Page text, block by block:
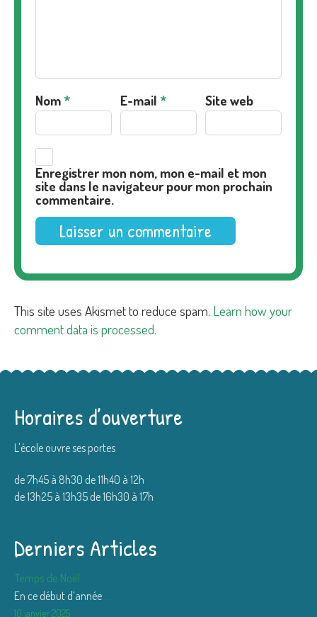
Nom * E-mail * Site web
Enregistrer mon nom, mon e-mail et mon
site dans le navigateur pour mon prochain
commentaire.
This site uses Akismet to reduce spam. Learn how your
comment data is processed.
Horaires d’ouverture
L'école ouvre ses portes
de 7h45 à 8h30 de 11h40 à 12h
de 13h25 à 13h35 de 16h30 à 17h
Derniers Articles
Temps de Noël
En ce début d’année ...
10 janvier 2025